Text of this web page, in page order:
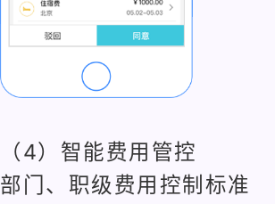
（4）智能费用管控
部门、职级费用控制标准